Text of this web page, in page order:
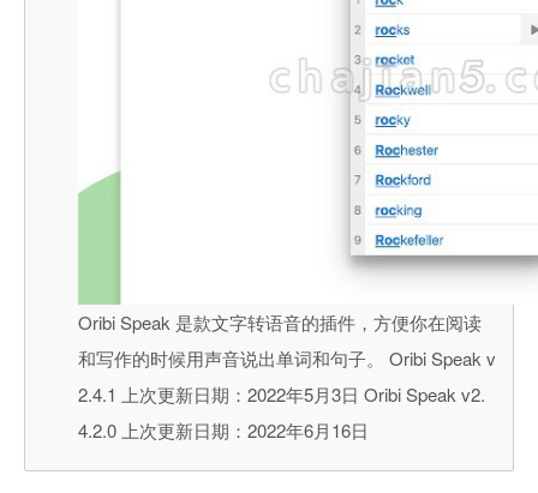
Oribi Speak 是款文字转语音的插件，方便你在阅读
和写作的时候用声音说出单词和句子。 Oribi Speak v
2.4.1 上次更新日期：2022年5月3日 Oribi Speak v2.
4.2.0 上次更新日期：2022年6月16日